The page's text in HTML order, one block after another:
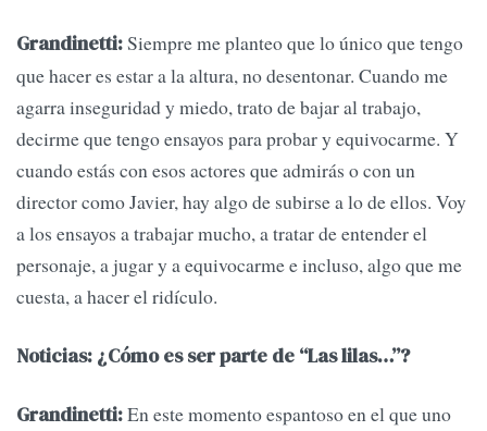
Grandinetti:Siempre me planteo que lo único que tengo
que hacer es estar a la altura, no desentonar. Cuando me
agarra inseguridad y miedo, trato de bajar al trabajo,
decirme que tengo ensayos para probar y equivocarme. Y
cuando estás con esos actores que admirás o con un
director como Javier, hay algo de subirse a lo de ellos. Voy
a los ensayos a trabajar mucho, a tratar de entender el
personaje, a jugar y a equivocarme e incluso, algo que me
cuesta, a hacer el ridículo.
Noticias: ¿Cómo es ser parte de “Las lilas…”?
Grandinetti:En este momento espantoso en el que uno